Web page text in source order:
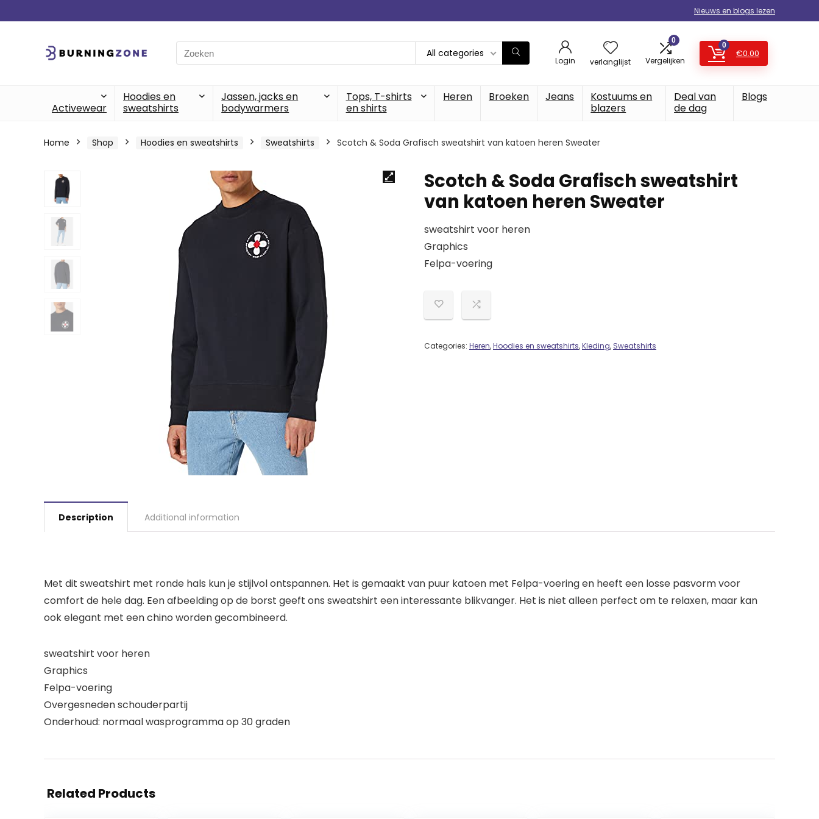
Nieuws en blogs lezen
Search
for:
All categories
Login verlanglijst
0
Vergelijken
0
€0.00
Activewear
Hoodies en
sweatshirts
Jassen, jacks en
bodywarmers
Tops, T-shirts
en shirts
Heren Broeken Jeans
Kostuums en
blazers
Deal van
de dag
Blogs
Home Shop Hoodies en sweatshirts Sweatshirts Scotch & Soda Grafisch sweatshirt van katoen heren Sweater
Scotch & Soda Grafisch sweatshirt
van katoen heren Sweater
sweatshirt voor heren
Graphics
Felpa-voering
Categories: Heren,Hoodies en sweatshirts,Kleding, Sweatshirts
Description Additional information
Met dit sweatshirt met ronde hals kun je stijlvol ontspannen. Het is gemaakt van puur katoen met Felpa-voering en heeft een losse pasvorm voor
comfort de hele dag. Een afbeelding op de borst geeft ons sweatshirt een interessante blikvanger. Het is niet alleen perfect om te relaxen, maar kan
ook elegant met een chino worden gecombineerd.
sweatshirt voor heren
Graphics
Felpa-voering
Overgesneden schouderpartij
Onderhoud: normaal wasprogramma op 30 graden
Related Products